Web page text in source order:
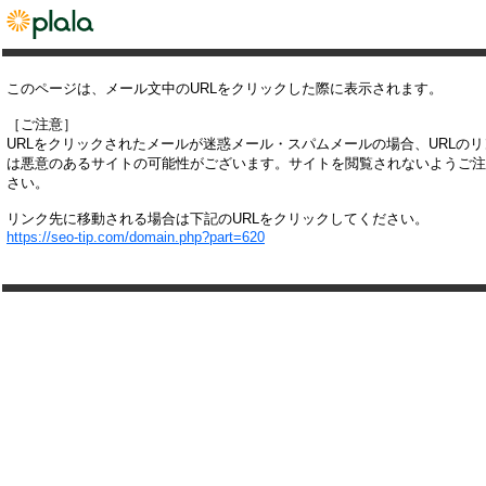
このページは、メール文中のURLをクリックした際に表示されます。
［ご注意］
URLをクリックされたメールが迷惑メール・スパムメールの場合、URLの
は悪意のあるサイトの可能性がございます。サイトを閲覧されないようご
さい。
リンク先に移動される場合は下記のURLをクリックしてください。
https://seo-tip.com/domain.php?part=620